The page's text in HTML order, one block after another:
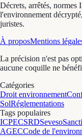
Décrets, arrêtés,
l'environnement
juristes.
À proposMentions
La précision n'est pas
aucune coquille ne
Catégories
Droit environnement
SolRéglementations
Tags populaires
ICPECSRDSeveso
AGECCode de